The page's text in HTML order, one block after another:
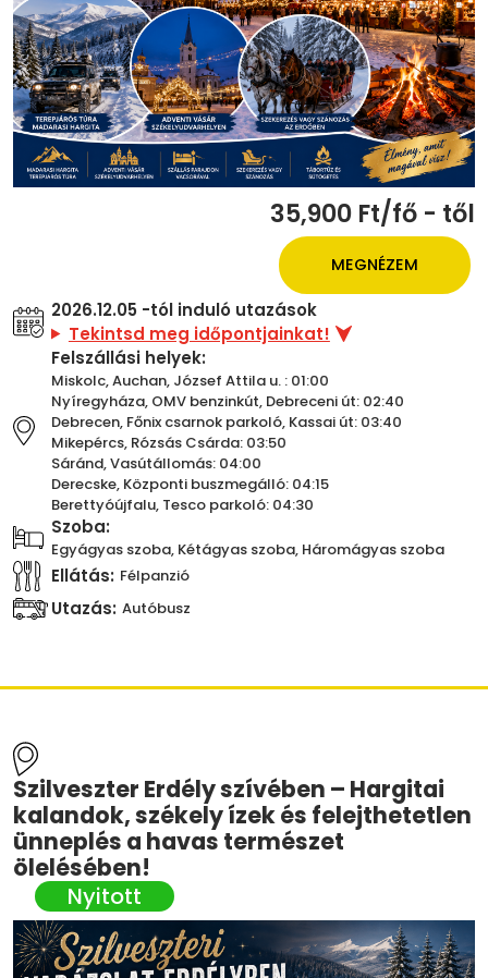
35,900 Ft/fő - től
MEGNÉZEM
2026.12.05 -tól induló utazások
Tekintsd meg időpontjainkat!
Felszállási helyek:
Miskolc, Auchan, József Attila u. : 01:00
Nyíregyháza, OMV benzinkút, Debreceni út: 02:40
Debrecen, Főnix csarnok parkoló, Kassai út: 03:40
Mikepércs, Rózsás Csárda: 03:50
Sáránd, Vasútállomás: 04:00
Derecske, Központi buszmegálló: 04:15
Berettyóújfalu, Tesco parkoló: 04:30
Szoba:
Egyágyas szoba, Kétágyas szoba, Háromágyas szoba
Ellátás: Félpanzió
Utazás: Autóbusz
Szilveszter Erdély szívében – Hargitai
kalandok, székely ízek és felejthetetlen
ünneplés a havas természet
ölelésében!